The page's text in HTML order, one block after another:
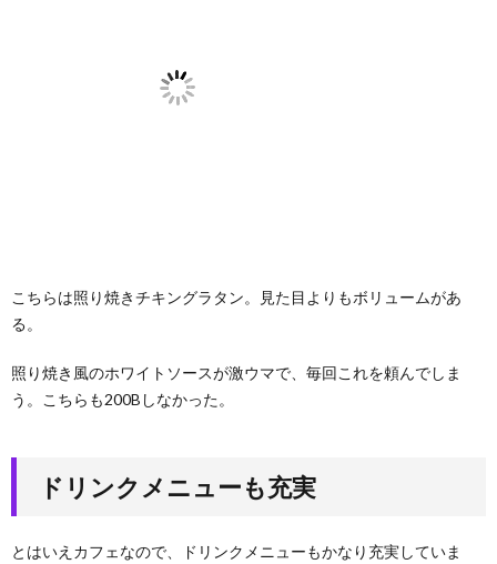
こちらは照り焼きチキングラタン。見た目よりもボリュームがあ
る。
照り焼き風のホワイトソースが激ウマで、毎回これを頼んでしま
う。こちらも200Bしなかった。
ドリンクメニューも充実
とはいえカフェなので、ドリンクメニューもかなり充実していま